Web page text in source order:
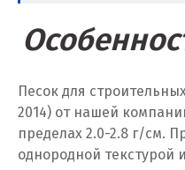
Жуковский
И
Песок для
2014) от нашей
пределах 2.0-2.8 г/см.
однородной текстурой